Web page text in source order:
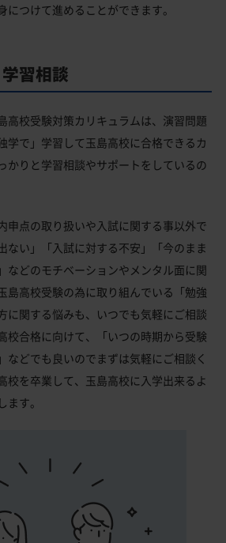
につけて進めることができます。
習相談
高校受験対策カリキュラムは、演習問題
学で」学習して玉島高校に合格できるカ
かりと学習相談やサポートをしているの
申点の取り扱いや入試に関する事以外で
ない」「入試に対する不安」「今のまま
などのモチベーションやメンタル面に関
島高校受験の為に取り組んでいる「勉強
に関する悩みも、いつでも気軽にご相談
校合格に向けて、「いつの時期から受験
などでも良いのでまずは気軽にご相談く
校を卒業して、玉島高校に入学出来るよ
す。